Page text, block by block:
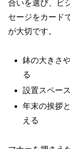
合いを選び、ビ
セージをカード
が大切です。
鉢の大きさ
る
設置スペー
年末の挨拶
える